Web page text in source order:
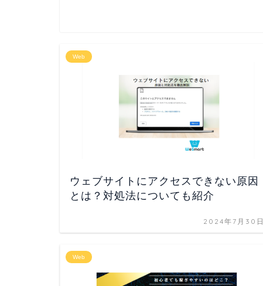
Web
ウェブサイトにアクセスできない原因
とは？対処法についても紹介
2024年7月30日
Web